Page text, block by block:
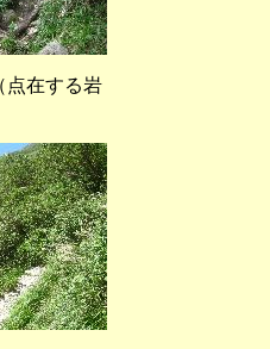
する岩